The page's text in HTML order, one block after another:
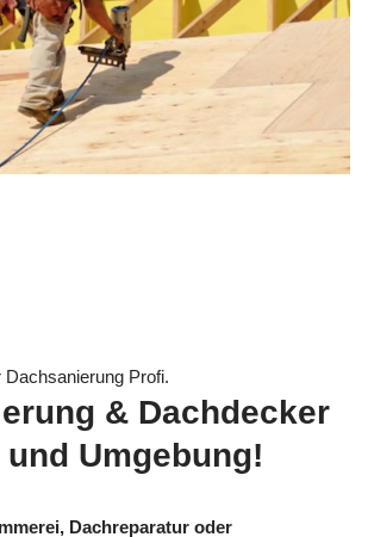
Dachsanierung Profi.
& Dachdecker
Umgebung!
Dachreparatur oder